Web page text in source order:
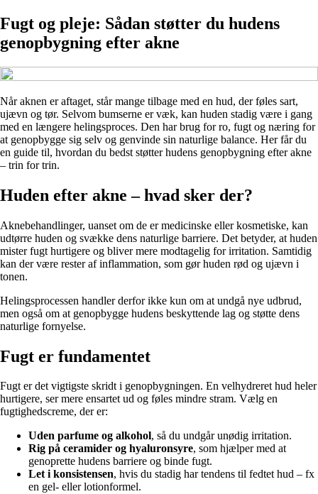
Fugt og pleje: Sådan støtter du hudens
genopbygning efter akne
Når aknen er aftaget, står mange tilbage med en hud, der føles sart,
ujævn og tør. Selvom bumserne er væk, kan huden stadig være i gang
med en længere helingsproces. Den har brug for ro, fugt og næring for
at genopbygge sig selv og genvinde sin naturlige balance. Her får du
en guide til, hvordan du bedst støtter hudens genopbygning efter akne
– trin for trin.
Huden efter akne – hvad sker der?
Aknebehandlinger, uanset om de er medicinske eller kosmetiske, kan
udtørre huden og svække dens naturlige barriere. Det betyder, at huden
mister fugt hurtigere og bliver mere modtagelig for irritation. Samtidig
kan der være rester af inflammation, som gør huden rød og ujævn i
tonen.
Helingsprocessen handler derfor ikke kun om at undgå nye udbrud,
men også om at genopbygge hudens beskyttende lag og støtte dens
naturlige fornyelse.
Fugt er fundamentet
Fugt er det vigtigste skridt i genopbygningen. En velhydreret hud heler
hurtigere, ser mere ensartet ud og føles mindre stram. Vælg en
fugtighedscreme, der er:
Uden parfume og alkohol, så du undgår unødig irritation.
Rig på ceramider og hyaluronsyre, som hjælper med at
genoprette hudens barriere og binde fugt.
Let i konsistensen, hvis du stadig har tendens til fedtet hud – fx
en gel- eller lotionformel.